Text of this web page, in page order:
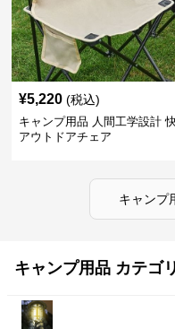
¥5,220 (税込)
キャンプ用品 人間工学設計
アウトドアチェア
キャンプ
キャンプ用品 カテゴ